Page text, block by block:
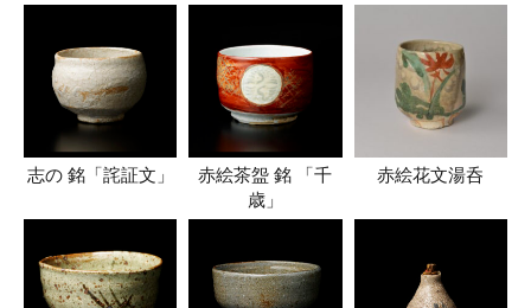
志の 銘「詫証文」
赤絵茶盌 銘 「千
歳」
赤絵花文湯呑